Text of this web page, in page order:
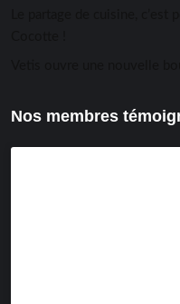
Nos membres